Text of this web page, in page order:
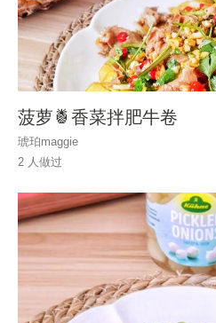
菠萝🍍香菜拌肥牛卷
琥珀maggie
2 人做过